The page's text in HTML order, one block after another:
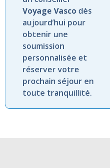
Voyage Vasco dès
aujourd’hui pour
obtenir une
soumission
personnalisée et
réserver votre
prochain séjour en
toute tranquillité.